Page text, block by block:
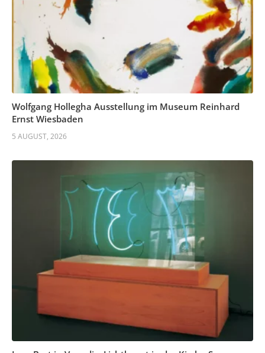
Wolfgang Hollegha Ausstellung im Museum Reinhard
Ernst Wiesbaden
5 AUGUST, 2026